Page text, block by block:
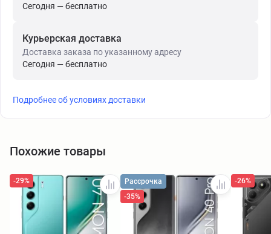
Сегодня — бесплатно
Курьерская доставка
Доставка заказа по указанному адресу
Сегодня — бесплатно
Подробнее об условиях доставки
Похожие товары
-29%
Рассрочка
-35%
-26%